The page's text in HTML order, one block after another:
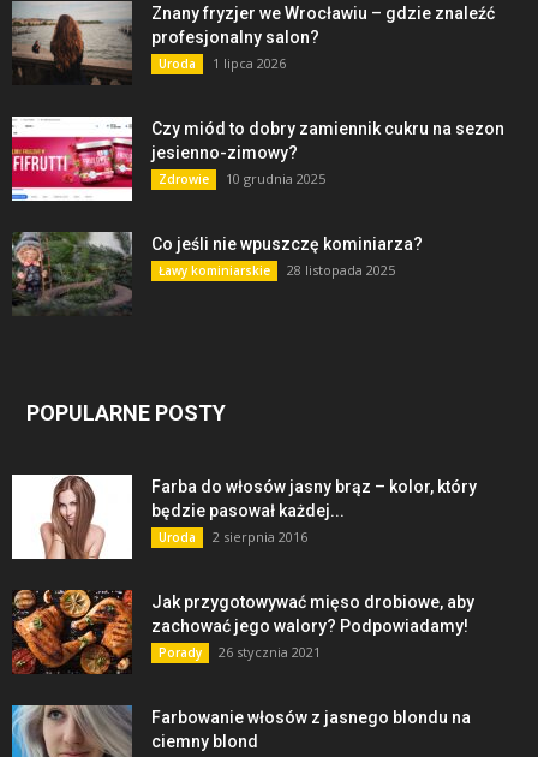
Znany fryzjer we Wrocławiu – gdzie znaleźć
profesjonalny salon?
Uroda 1 lipca 2026
Czy miód to dobry zamiennik cukru na sezon
jesienno-zimowy?
Zdrowie 10 grudnia 2025
Co jeśli nie wpuszczę kominiarza?
Ławy kominiarskie 28 listopada 2025
POPULARNE POSTY
Farba do włosów jasny brąz – kolor, który
będzie pasował każdej...
Uroda 2 sierpnia 2016
Jak przygotowywać mięso drobiowe, aby
zachować jego walory? Podpowiadamy!
Porady 26 stycznia 2021
Farbowanie włosów z jasnego blondu na
ciemny blond